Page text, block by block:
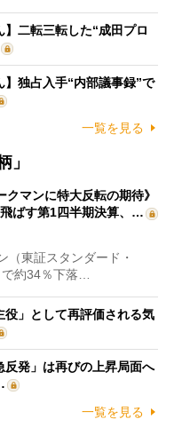
】二転三転した“成田プロ
】独占入手“内部議事録”で
一覧を見る
」
クマンに特大反転の期待》
ばす第1四半期決算、…
東証スタンダード・
で約34％下落…
」として再評価される気
発」は再びの上昇局面へ
一覧を見る